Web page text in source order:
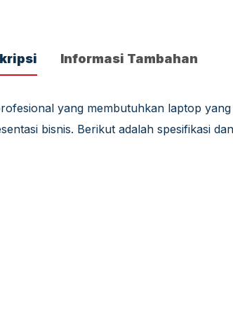
Informasi Tambahan
yang membutuhkan laptop
bisnis. Berikut adalah spesifikasi